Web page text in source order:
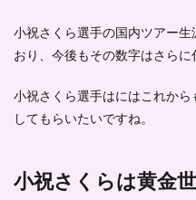
小祝さくら選手の 国内ツアー
おり
、今後もその数字はさらに
小祝さくら選手はにはこれか
してもらいたいですね。
小祝さくらは黄金